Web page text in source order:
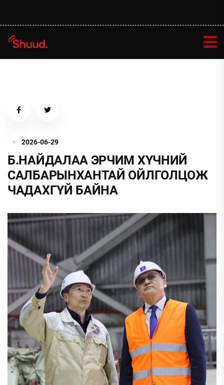
2026-06-29
Б.НАЙДАЛАА ЭРЧИМ ХҮЧНИЙ
САЛБАРЫНХАНТАЙ ОЙЛГОЛЦОЖ
ЧАДАХГҮЙ БАЙНА